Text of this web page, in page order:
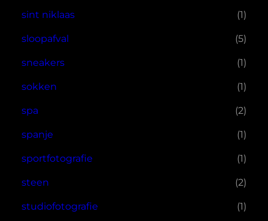
sint niklaas (1)
sloopafval (5)
sneakers (1)
sokken (1)
spa (2)
spanje (1)
sportfotografie (1)
steen (2)
studiofotografie (1)